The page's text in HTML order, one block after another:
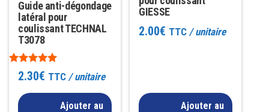
Guide anti-dégondage
latéral pour
coulissant TECHNAL
T3078
Note
5.002.30€ TTC / unitaire
Ajouter au
GIESSE
2.00€ TTC/ unitaire
Ajouter au